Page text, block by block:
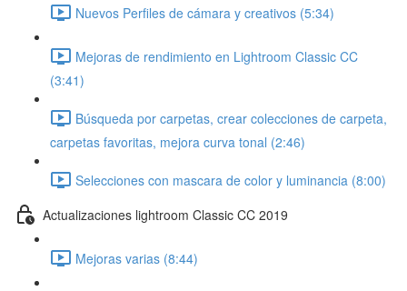
Nuevos Perfiles de cámara y creativos (5:34)
Mejoras de rendimiento en Lightroom Classic CC
(3:41)
Búsqueda por carpetas, crear colecciones de carpeta,
carpetas favoritas, mejora curva tonal (2:46)
Selecciones con mascara de color y luminancia (8:00)
Actualizaciones lightroom Classic CC 2019
Mejoras varias (8:44)